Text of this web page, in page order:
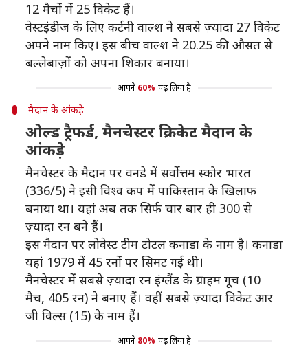
12 मैचों में 25 विकेट हैं।
वेस्टइंडीज के लिए कर्टनी वाल्श ने सबसे ज़्यादा 27 विकेट
अपने नाम किए। इस बीच वाल्श ने 20.25 की औसत से
बल्लेबाज़ों को अपना शिकार बनाया।
आपने 60% पढ़ लिया है
मैदान के आंकड़े
ओल्ड ट्रैफर्ड, मैनचेस्टर क्रिकेट मैदान के
आंकड़े
मैनचेस्टर के मैदान पर वनडे में सर्वोत्तम स्कोर भारत
(336/5) ने इसी विश्व कप में पाकिस्तान के खिलाफ
बनाया था। यहां अब तक सिर्फ चार बार ही 300 से
ज़्यादा रन बने हैं।
इस मैदान पर लोवेस्ट टीम टोटल कनाडा के नाम है। कनाडा
यहां 1979 में 45 रनों पर सिमट गई थी।
मैनचेस्टर में सबसे ज़्यादा रन इंग्लैंड के ग्राहम गूच (10
मैच, 405 रन) ने बनाए हैं। वहीं सबसे ज़्यादा विकेट आर
जी विल्स (15) के नाम हैं।
आपने 80% पढ़ लिया है